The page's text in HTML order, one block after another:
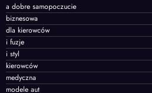
a dobre samopoczucie
biznesowa
dla kierowców
i fuzje
i styl
kierowców
medyczna
modele aut